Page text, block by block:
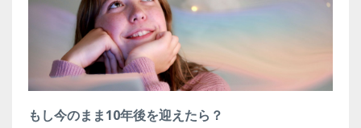
もし今のまま10年後を迎えたら？